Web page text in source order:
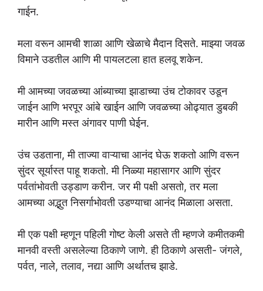
गाईन.
मला वरून आमची शाळा आणि खेळाचे मैदान दिसते. माझ्या जवळ
विमाने उडतील आणि मी पायलटला हात हलवू शकेन.
मी आमच्या जवळच्या आंब्याच्या झाडाच्या उंच टोकावर उडून
जाईन आणि भरपूर आंबे खाईन आणि जवळच्या ओढ्यात डुबकी
मारीन आणि मस्त अंगावर पाणी घेईन.
उंच उडताना, मी ताज्या वाऱ्याचा आनंद घेऊ शकतो आणि वरून
सुंदर सूर्यास्त पाहू शकतो. मी निळ्या महासागर आणि सुंदर
पर्वतांभोवती उड्डाण करीन. जर मी पक्षी असतो, तर मला
आमच्या अद्भुत निसर्गाभोवती उडण्याचा आनंद मिळाला असता.
मी एक पक्षी म्हणून पहिली गोष्ट केली असते ती म्हणजे कमीतकमी
मानवी वस्ती असलेल्या ठिकाणे जाणे. ही ठिकाणे असती- जंगले,
पर्वत, नाले, तलाव, नद्या आणि अर्थातच झाडे.